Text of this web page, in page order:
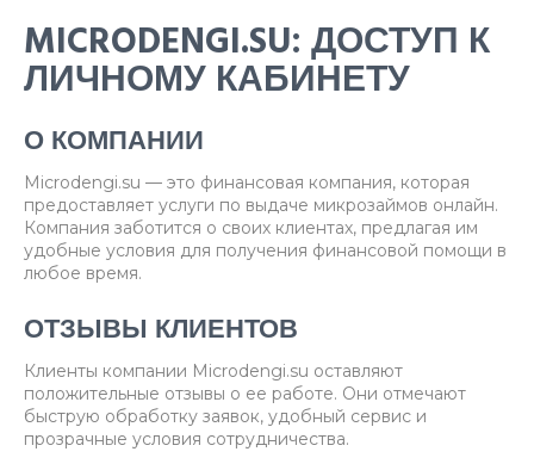
MICRODENGI.SU: ДОСТУП К
ЛИЧНОМУ КАБИНЕТУ
О КОМПАНИИ
Microdengi.su — это финансовая компания, которая
предоставляет услуги по выдаче микрозаймов онлайн.
Компания заботится о своих клиентах, предлагая им
удобные условия для получения финансовой помощи в
любое время.
ОТЗЫВЫ КЛИЕНТОВ
Клиенты компании Microdengi.su оставляют
положительные отзывы о ее работе. Они отмечают
быструю обработку заявок, удобный сервис и
прозрачные условия сотрудничества.